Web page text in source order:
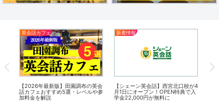
英会話カフェ
【2026年最新版】田園調布の英会
話カフェおすすめ5選・レベルや参
加料金を解説
新着情報
【シェーン英会話】西宮北口校が4
月1日にオープン！OPEN特典で入
学金22,000円が無料に